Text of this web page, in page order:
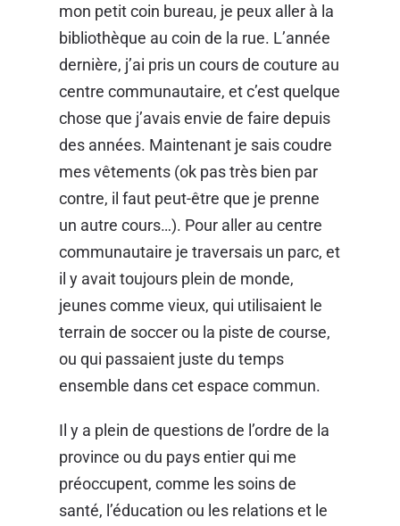
mon petit coin bureau, je peux aller à la
bibliothèque au coin de la rue. L’année
dernière, j’ai pris un cours de couture au
centre communautaire, et c’est quelque
chose que j’avais envie de faire depuis
des années. Maintenant je sais coudre
mes vêtements (ok pas très bien par
contre, il faut peut-être que je prenne
un autre cours…). Pour aller au centre
communautaire je traversais un parc, et
il y avait toujours plein de monde,
jeunes comme vieux, qui utilisaient le
terrain de soccer ou la piste de course,
ou qui passaient juste du temps
ensemble dans cet espace commun.
Il y a plein de questions de l’ordre de la
province ou du pays entier qui me
préoccupent, comme les soins de
santé, l’éducation ou les relations et le